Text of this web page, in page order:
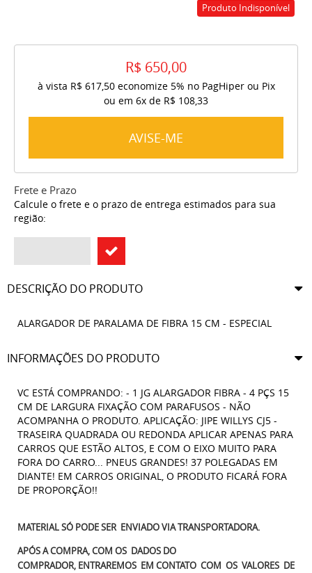
Produto Indisponível
R$ 650,00
à vista R$ 617,50economize 5% no PagHiper ou Pix
ou em 6x de R$ 108,33
AVISE-ME
Frete e Prazo
Calcule o frete e o prazo de entrega estimados para sua
região:
DESCRIÇÃO DO PRODUTO
ALARGADOR DE PARALAMA DE FIBRA 15 CM - ESPECIAL
INFORMAÇÕES DO PRODUTO
VC ESTÁ COMPRANDO: - 1 JG ALARGADOR FIBRA - 4 PÇS 15
CM DE LARGURA FIXAÇÃO COM PARAFUSOS - NÃO
ACOMPANHA O PRODUTO. APLICAÇÃO: JIPE WILLYS CJ5 -
TRASEIRA QUADRADA OU REDONDA APLICAR APENAS PARA
CARROS QUE ESTÃO ALTOS, E COM O EIXO MUITO PARA
FORA DO CARRO... PNEUS GRANDES! 37 POLEGADAS EM
DIANTE! EM CARROS ORIGINAL, O PRODUTO FICARÁ FORA
DE PROPORÇÃO!!
MATERIAL SÓ PODE SER ENVIADO VIA TRANSPORTADORA.
APÓS A COMPRA, COM OS DADOS DO
COMPRADOR, ENTRAREMOS EM CONTATO COM OS VALORES DE